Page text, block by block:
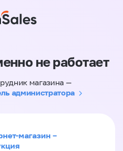
не работает
магазина —
администратора
магазин –